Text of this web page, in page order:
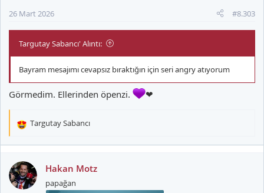
26 Mart 2026 #8.303
Targutay Sabancı' Alıntı:
Bayram mesajımı cevapsız bıraktığın için seri angry atıyorum
Görmedim. Ellerinden öpenzi. ❤
T
k
i
l
Targutay Sabancı
Hakan Motz
papağan